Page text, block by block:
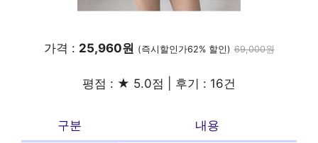
가격 : 25,960원 (즉시할인가62% 할인) 69,000원
평점 : ★ 5.0점 | 후기 : 16건
구분 내용